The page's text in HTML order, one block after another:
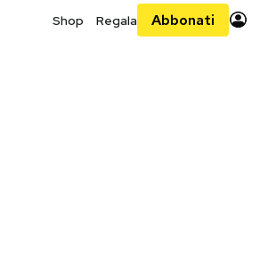
Shop Regala Abbonati